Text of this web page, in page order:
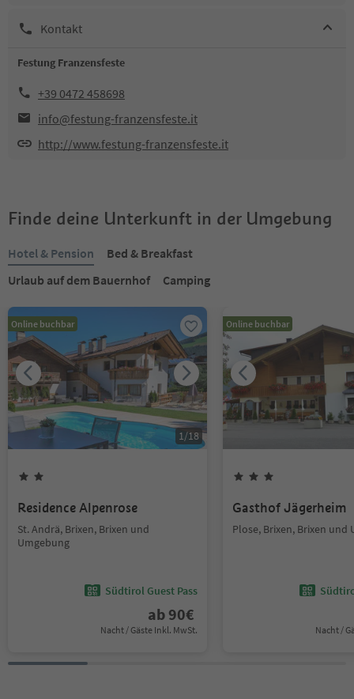
Kontakt
Festung Franzensfeste
+39 0472 458698
info@festung-franzensfeste.it
http://www.festung-franzensfeste.it
Finde deine Unterkunft in der Umgebung
Hotel & Pension
Bed & Breakfast
Urlaub auf dem Bauernhof
Camping
Online buchbar
1/18
Residence Alpenrose
St. Andrä, Brixen, Brixen und
Umgebung
Südtirol Guest Pass
ab 90€
Nacht / Gäste Inkl. MwSt.
Online buchbar
Gasthof Jägerheim
Plose, Brixen, Brixen und
Nacht /